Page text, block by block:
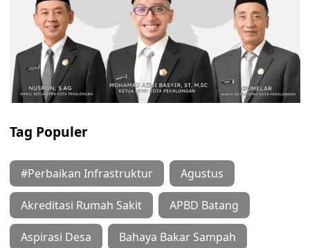
Tag Populer
#Perbaikan Infrastruktur Agustus
Akreditasi Rumah Sakit APBD Batang
Aspirasi Desa Bahaya Bakar Sampah